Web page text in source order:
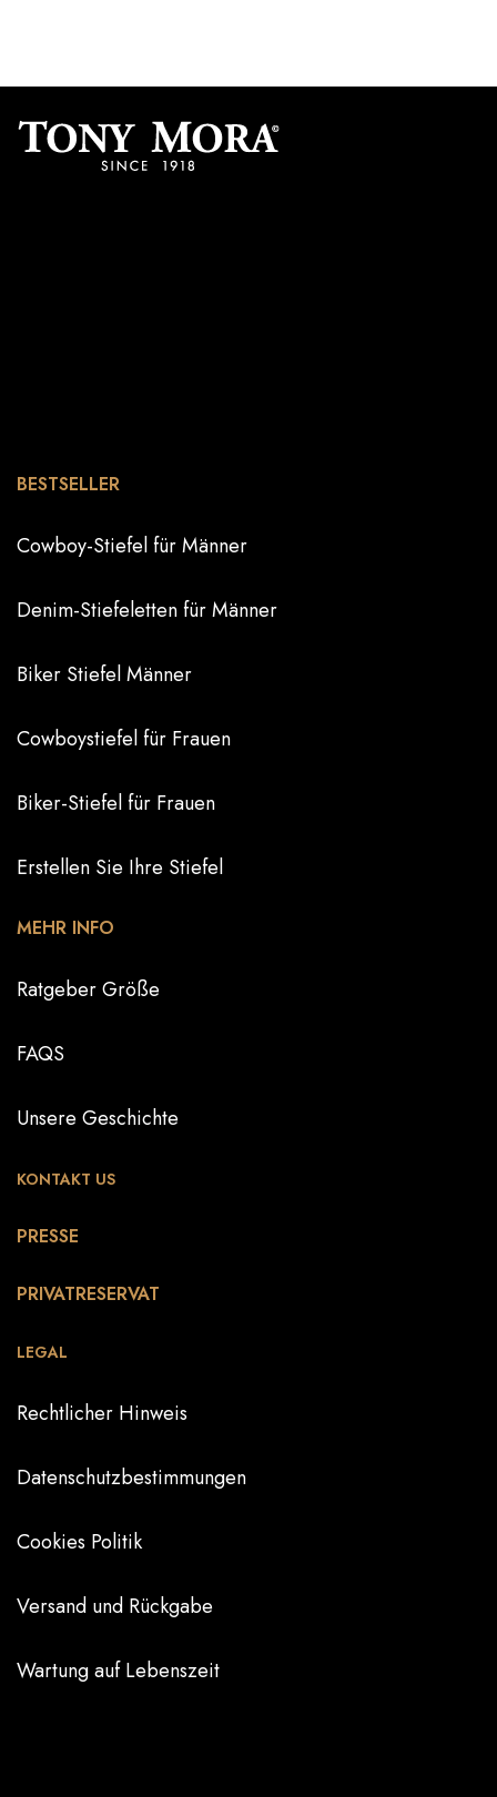
BESTSELLER
Cowboy-Stiefel für Männer
Denim-Stiefeletten für Männer
Biker Stiefel Männer
Cowboystiefel für Frauen
Biker-Stiefel für Frauen
Erstellen Sie Ihre Stiefel
MEHR INFO
Ratgeber Größe
FAQS
Unsere Geschichte
KONTAKT US
PRESSE
PRIVATRESERVAT
LEGAL
Rechtlicher Hinweis
Datenschutzbestimmungen
Cookies Politik
Versand und Rückgabe
Wartung auf Lebenszeit